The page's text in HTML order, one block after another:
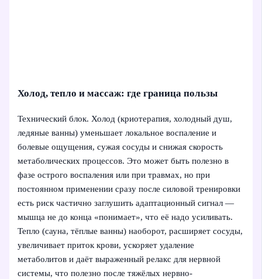
Холод, тепло и массаж: где граница пользы
Технический блок. Холод (криотерапия, холодный душ,
ледяные ванны) уменьшает локальное воспаление и
болевые ощущения, сужая сосуды и снижая скорость
метаболических процессов. Это может быть полезно в
фазе острого воспаления или при травмах, но при
постоянном применении сразу после силовой тренировки
есть риск частично заглушить адаптационный сигнал —
мышца не до конца «понимает», что её надо усиливать.
Тепло (сауна, тёплые ванны) наоборот, расширяет сосуды,
увеличивает приток крови, ускоряет удаление
метаболитов и даёт выраженный релакс для нервной
системы, что полезно после тяжёлых нервно-